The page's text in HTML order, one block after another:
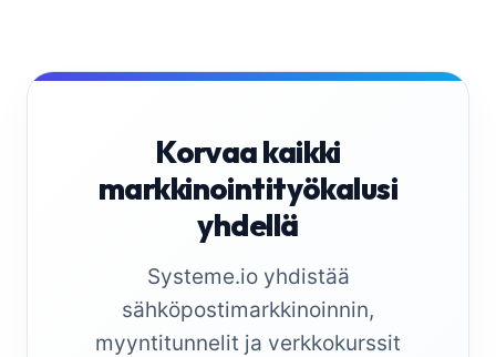
Korvaa kaikki
markkinointityökalusi
yhdellä
Systeme.io yhdistää
sähköpostimarkkinoinnin,
myyntitunnelit ja verkkokurssit